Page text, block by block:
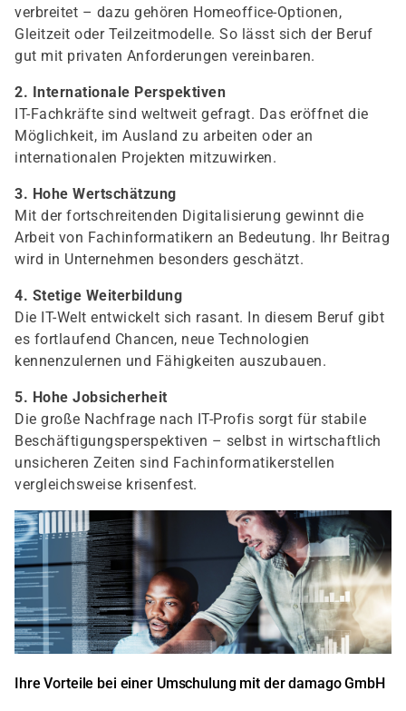
verbreitet – dazu gehören Homeoffice-Optionen,
Gleitzeit oder Teilzeitmodelle. So lässt sich der Beruf
gut mit privaten Anforderungen vereinbaren.
2. Internationale Perspektiven
IT-Fachkräfte sind weltweit gefragt. Das eröffnet die
Möglichkeit, im Ausland zu arbeiten oder an
internationalen Projekten mitzuwirken.
3. Hohe Wertschätzung
Mit der fortschreitenden Digitalisierung gewinnt die
Arbeit von Fachinformatikern an Bedeutung. Ihr Beitrag
wird in Unternehmen besonders geschätzt.
4. Stetige Weiterbildung
Die IT-Welt entwickelt sich rasant. In diesem Beruf gibt
es fortlaufend Chancen, neue Technologien
kennenzulernen und Fähigkeiten auszubauen.
5. Hohe Jobsicherheit
Die große Nachfrage nach IT-Profis sorgt für stabile
Beschäftigungsperspektiven – selbst in wirtschaftlich
unsicheren Zeiten sind Fachinformatikerstellen
vergleichsweise krisenfest.
Ihre Vorteile bei einer Umschulung mit der damago GmbH